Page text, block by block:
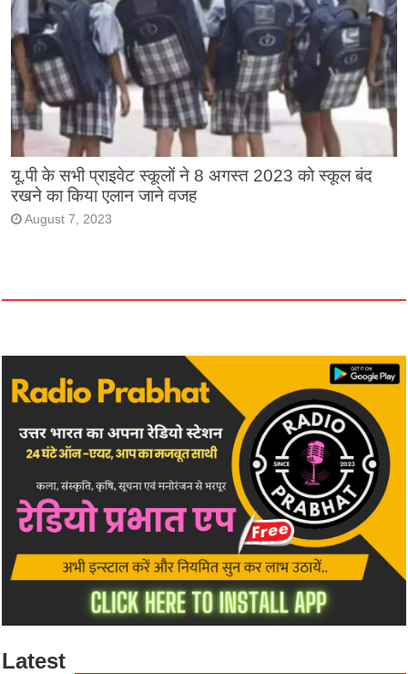
यू.पी के सभी प्राइवेट स्कूलों ने 8 अगस्त 2023 को स्कूल बंद
रखने का किया एलान जाने वजह
August 7, 2023
Latest